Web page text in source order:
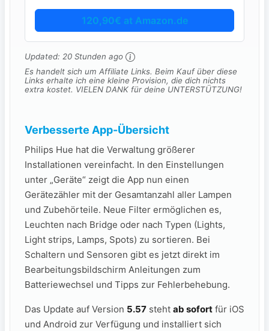
120,90€ at Amazon.de
Updated: 20 Stunden ago
Es handelt sich um Affiliate Links. Beim Kauf über diese
Links erhalte ich eine kleine Provision, die dich nichts
extra kostet. VIELEN DANK für deine UNTERSTÜTZUNG!
Verbesserte App-Übersicht
Philips Hue hat die Verwaltung größerer
Installationen vereinfacht. In den Einstellungen
unter „Geräte“ zeigt die App nun einen
Gerätezähler mit der Gesamtanzahl aller Lampen
und Zubehörteile. Neue Filter ermöglichen es,
Leuchten nach Bridge oder nach Typen (Lights,
Light strips, Lamps, Spots) zu sortieren. Bei
Schaltern und Sensoren gibt es jetzt direkt im
Bearbeitungsbildschirm Anleitungen zum
Batteriewechsel und Tipps zur Fehlerbehebung.
Das Update auf Version 5.57 steht ab sofort für iOS
und Android zur Verfügung und installiert sich